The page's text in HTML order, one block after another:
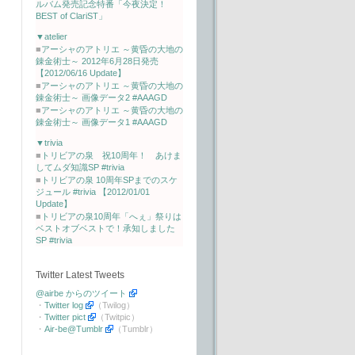
ルバム発売記念特番「今夜決定！
BEST of ClariST」
▼atelier
■アーシャのアトリエ ～黄昏の大地の
錬金術士～ 2012年6月28日発売
【2012/06/16 Update】
■アーシャのアトリエ ～黄昏の大地の
錬金術士～ 画像データ2 #AAAGD
■アーシャのアトリエ ～黄昏の大地の
錬金術士～ 画像データ1 #AAAGD
▼trivia
■ トリビアの泉 祝10周年！ あけま
してムダ知識SP #trivia
■ トリビアの泉 10周年SPまでのスケ
ジュール #trivia 【2012/01/01
Update】
■ トリビアの泉10周年「へぇ」祭りは
ベストオブベストで！承知しました
SP #trivia
Twitter Latest Tweets
@airbe からのツイート
・ Twitter log
（Twilog）
・ Twitter pict
（Twitpic）
・ Air-be@Tumblr （Tumblr）